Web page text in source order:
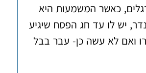
כאשר המשמעות היא
יש לו עד חג הפסח שיגיע
ואם לא עשה כן- עבר בבל